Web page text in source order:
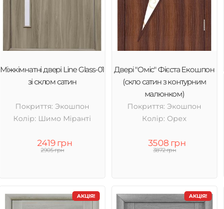
Міжкімнатні двері Line Glass-01
зі склом сатин
Покриття: Экошпон
Колір: Шимо Міранті
2419 грн
2905 грн
Двері "Оміс" Фієста Екошпон
(скло сатин з контурним
малюнком)
Покриття: Экошпон
Колір: Орех
3508 грн
3872 грн
АКЦІЯ! АКЦІЯ!